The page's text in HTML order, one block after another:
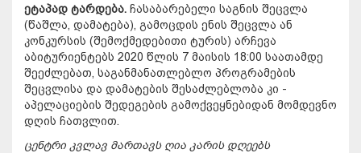
ეტაპად ტარდება. ჩასაბარებელი საგნის შეცვლა
(წაშლა, დამატება), გამოცდის ენის შეცვლა ან
კონკურსის (შემოქმედებითი ტურის) არჩევა
აბიტურიენტებს 2020 წლის 7 მაისის 18:00 საათამდე
შეეძლებათ, საგანმანათლებლო პროგრამების
შეცვლისა და დამატების შესაძლებლობა კი -
აპელაციების შედეგების გამოქვეყნებიდან მომდევნო
დღის ჩათვლით.
ცენტრი კვლავ მართავს ღია კარის დღეებს